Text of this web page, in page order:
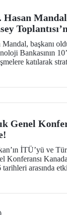
Hasan
başkanı
Bankasının
katılarak
Genel
İTÜ’yü ve
Konferansı
arasında